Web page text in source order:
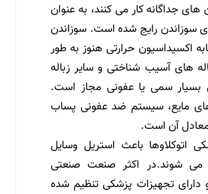
های جداگانه کار می کنند، به عنوان
سوزاندن رایج شده است. سوزاندن
اکسیداسیون حرارتی هنوز به طور
های آسیب شناختی و سایر زباله
سمی یا عفونی مجاز است.
های مایع، سیستم ضد عفونی پساب
آن است.
اتوکلاوها باعث استریل وسایل
می شوند.در اکثر صنعت صنعتی
دارای تجهیزات پزشکی تنظیم شده